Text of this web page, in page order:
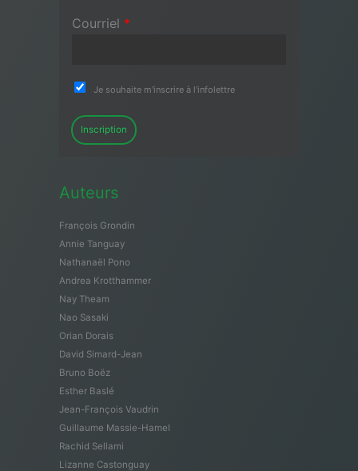
Courriel *
Je souhaite m'inscrire à l'infolettre
Inscription
Auteurs
François Grondin
Annie Tanguay
Nathanaël Pono
Andrea Krotthammer
Nay Theam
Nao Sasaki
Orian Dorais
David Simard-Jean
Bruno Boëz
Esther Baslé
Jean-François Vaudrin
Guillaume Massie-Hamel
Rachid Sellami
Lizanne Castonguay